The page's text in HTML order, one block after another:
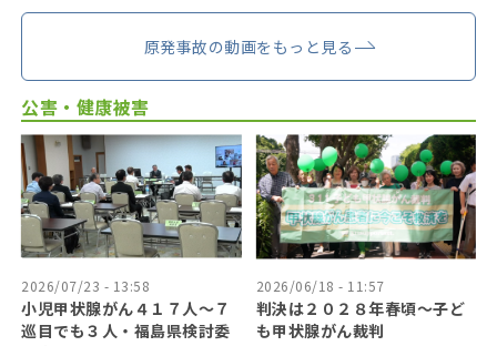
原発事故の動画をもっと見る
公害・健康被害
2026/07/23 - 13:58
小児甲状腺がん４１７人〜７
巡目でも３人・福島県検討委
2026/06/18 - 11:57
判決は２０２８年春頃〜子ど
も甲状腺がん裁判